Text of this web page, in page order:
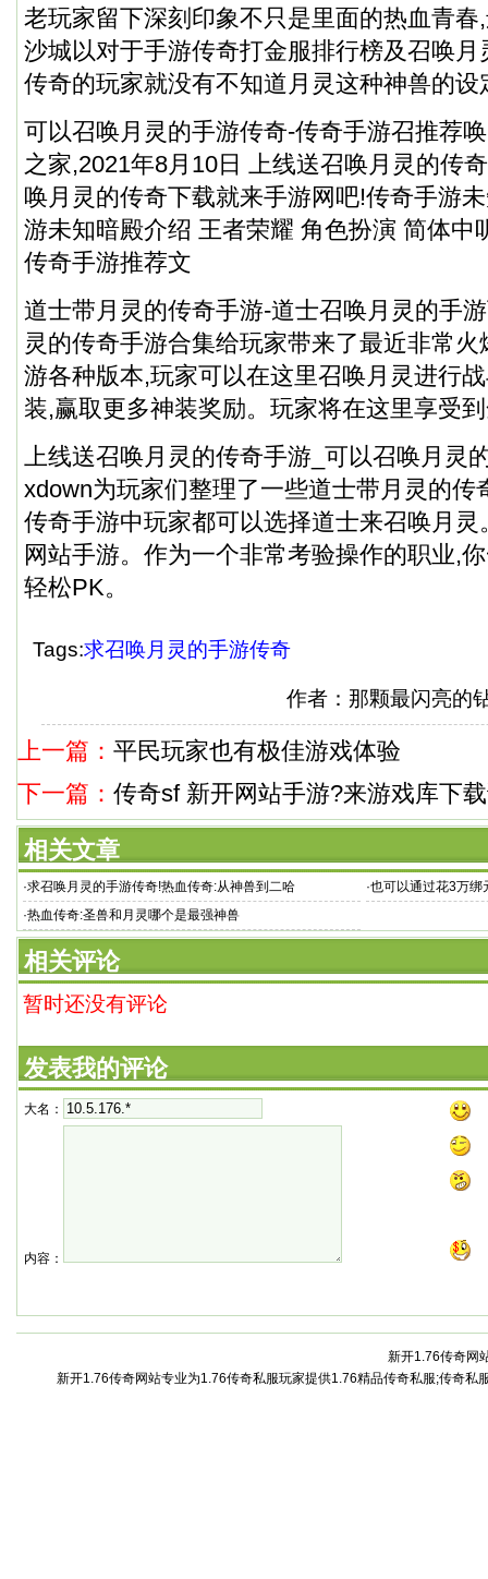
老玩家留下深刻印象不只是里面的热血青
沙城以对于手游传奇打金服排行榜及召唤
传奇的玩家就没有不知道月灵这种神兽的设
可以召唤月灵的手游传奇-传奇手游召推荐
之家,2021年8月10日 上线送召唤月灵的传
唤月灵的传奇下载就来手游网吧!传奇手游
游未知暗殿介绍 王者荣耀 角色扮演 简体中
传奇手游推荐文
道士带月灵的传奇手游-道士召唤月灵的手
灵的传奇手游合集给玩家带来了最近非常
游各种版本,玩家可以在这里召唤月灵进行
装,赢取更多神装奖励。玩家将在这里享受
上线送召唤月灵的传奇手游_可以召唤月灵
xdown为玩家们整理了一些道士带月灵的传
传奇手游中玩家都可以选择道士来召唤月灵
网站手游。作为一个非常考验操作的职业,
轻松PK。
Tags:求召唤月灵的手游传奇
作者：那颗最闪亮
上一篇： 平民玩家也有极佳游戏体验
下一篇： 传奇sf 新开网站手游?来游戏库下
相关文章
·求召唤月灵的手游传奇!热血传奇:从神兽到二哈 ·也可以通过花3万绑
·热血传奇:圣兽和月灵哪个是最强神兽
相关评论
暂时还没有评论
发表我的评论
大名：
内容：
新开1.76传奇网
新开1.76传奇网站专业为1.76传奇私服玩家提供1.76精品传奇私服;传奇